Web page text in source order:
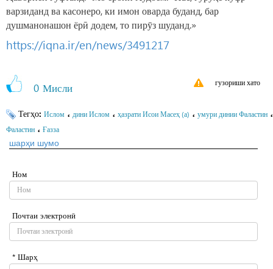
варзиданд ва касонеро, ки имон оварда буданд, бар
душманонашон ёрӣ додем, то пирӯз шуданд.»
https://iqna.ir/en/news/3491217
0 Мисли гузориши хато
Тегҳо: Ислом ، дини Ислом ، ҳазрати Исои Масеҳ (а) ، умури динии Фаластин ،
Фаластин ، Ғазза
шарҳи шумо
Ном
Почтаи электронӣ
* Шарҳ